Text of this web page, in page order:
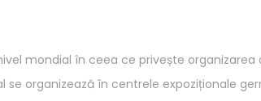
mondial în ceea ce privește organizarea
organizează în centrele expoziționale